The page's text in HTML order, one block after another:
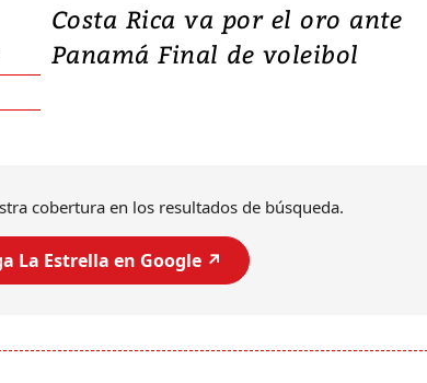
Costa Rica va por el oro ante
Panamá Final de voleibol
cobertura en los resultados de búsqueda.
La Estrella en Google ↗️
Video, Japón: Terremoto
Un fuerte terremoto de magnitud